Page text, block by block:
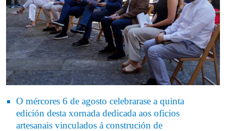
O mércores 6 de agosto celebrarase a quinta
edición desta xornada dedicada aos oficios
artesanais vinculados á construción de